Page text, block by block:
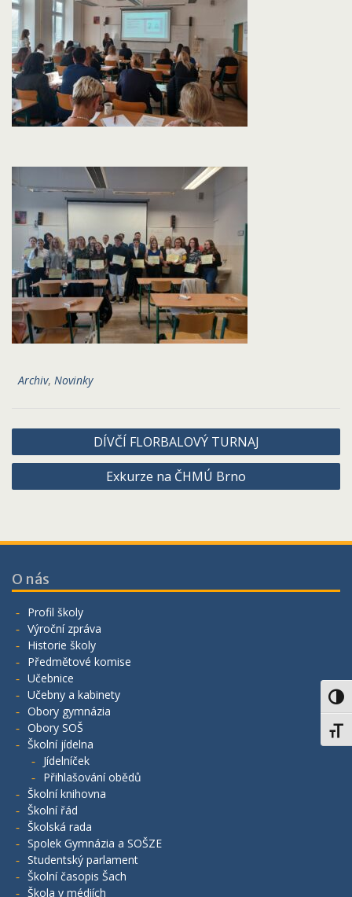
Archiv, Novinky
Navigace
pro
DÍVČÍ FLORBALOVÝ TURNAJ
Exkurze na ČHMÚ Brno
O nás
Profil školy
Výroční zpráva
Historie školy
Předmětové komise
Učebnice
Učebny a kabinety
Obory gymnázia
Obory SOŠ
Školní jídelna
Jídelníček
Přihlašování obědů
Školní knihovna
Školní řád
Školská rada
Spolek Gymnázia a SOŠZE
Studentský parlament
Školní časopis Šach
Škola v médiích